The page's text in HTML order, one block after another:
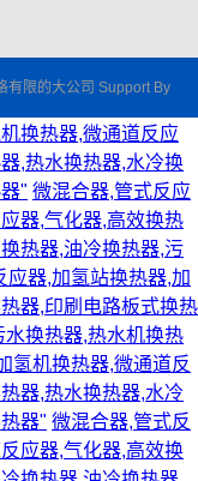
有限的大公司 Support By
换热器,微通道反应
,热水换热器,水冷换
" 微混合器,管式反应
器,气化器,高效换热
热器,油冷换热器,污
应器,加氢站换热器,加
器,印刷电路板式换热
换热器,热水机换热
氢机换热器,微通道反
器,热水换热器,水冷
器" 微混合器,管式反
应器,气化器,高效换